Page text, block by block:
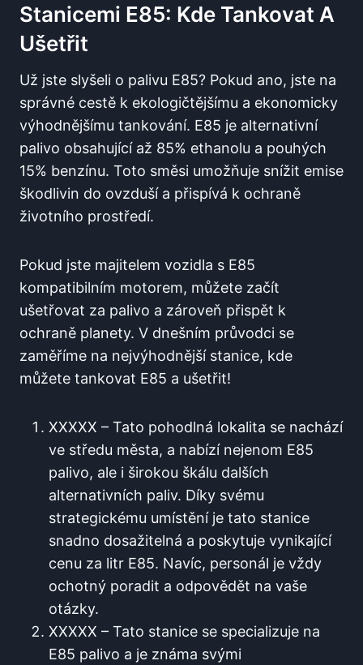
‌stanicemi E85: ‌Kde ‌tankovat A
Ušetřit
Už ‌jste slyšeli o palivu E85? Pokud ano, ‍jste na​
správné ⁣cestě k ekologičtějšímu ‌a ekonomicky
výhodnějšímu tankování. E85 je alternativní
palivo obsahující ⁣až 85% ethanolu a pouhých
15% benzínu. Toto směsi ​umožňuje ‌snížit emise
škodlivin do ovzduší a přispívá k ochraně
životního prostředí.
Pokud jste majitelem vozidla s E85
kompatibilním motorem, můžete začít‍
ušetřovat ‌za​ palivo a‍ zároveň přispět k⁤
ochraně planety. V dnešním⁣ průvodci​ se
zaměříme na nejvýhodnější ⁢stanice,​ kde
můžete tankovat E85 a ušetřit!
XXXXX – Tato pohodlná lokalita⁤ se nachází​
ve středu města, a nabízí nejenom‌ E85
palivo,‌ ale i širokou⁤ škálu dalších
alternativních paliv. Díky svému
strategickému umístění ‌je⁢ tato⁢ stanice
snadno⁣ dosažitelná a poskytuje vynikající
cenu za litr⁤ E85. Navíc, personál je vždy
ochotný poradit a odpovědět na vaše
otázky.
XXXXX – ‍Tato stanice se specializuje na
E85 palivo ⁤a je známa svými